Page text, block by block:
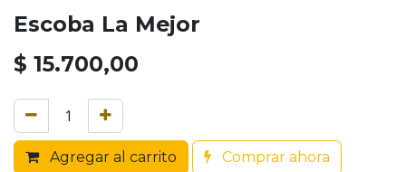
Escoba La Mejor
$ 15.700,00
Agregar al carrito Comprar ahora